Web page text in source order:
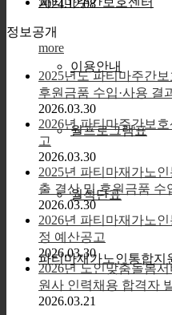
이용안내
월프로그램표
월식단표
파티마재가노인통합지
2024.12.08
정보공개
more
2025년도 파티마주간
후원금품 수입·사용 결
2026.03.30
2026년 파티마주간보
고
2026.03.30
2025년 파티마재가노
출 결산 및 후원금품 수
2026.03.30
2026년 파티마재가노
정 예산공고
2026.03.30
2026년 노인맞춤돌봄
원사 인력채용 합격자
2026.03.21